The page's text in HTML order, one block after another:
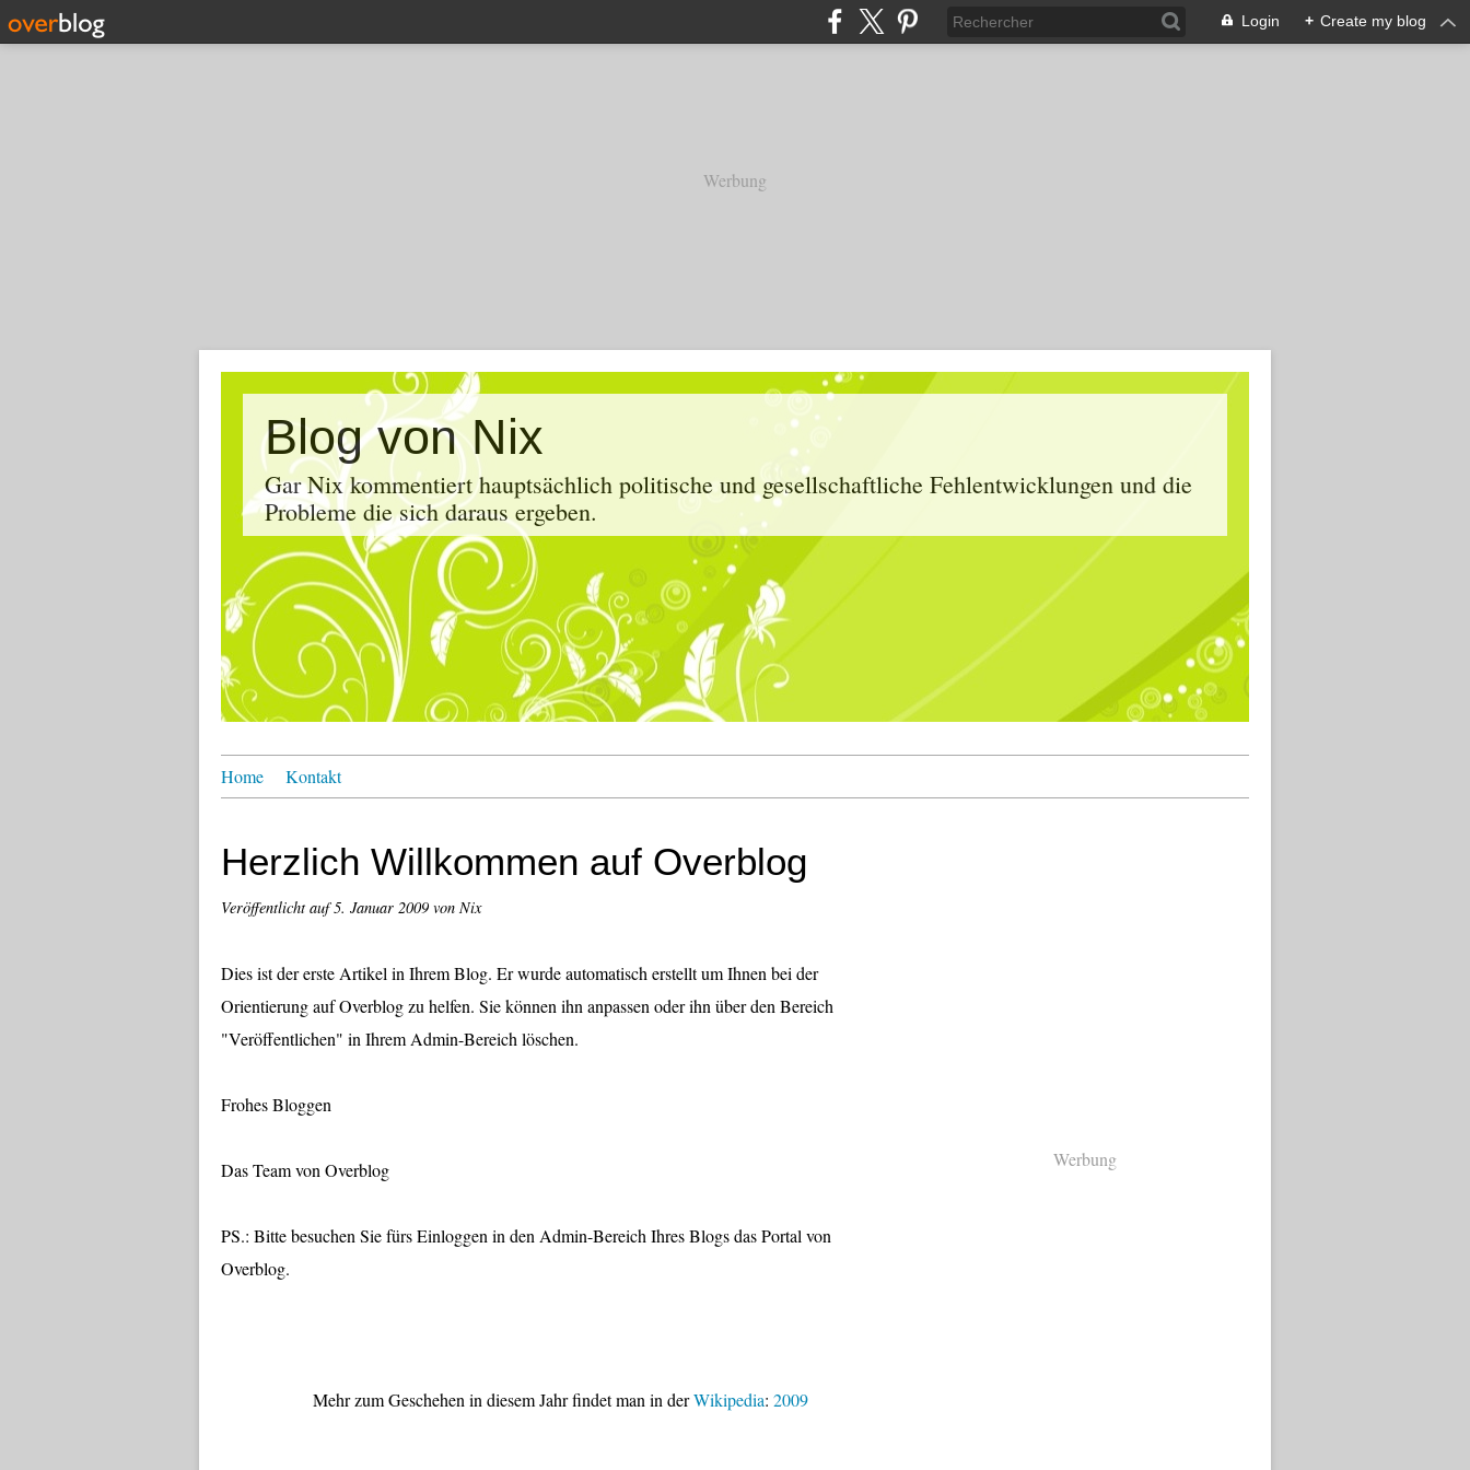
Login + Create my blog
Werbung
Blog von Nix
Gar Nix kommentiert hauptsächlich politische und gesellschaftliche Fehlentwicklungen und die
Probleme die sich daraus ergeben.
Home Kontakt
Herzlich Willkommen auf Overblog
Veröffentlicht auf5. Januar 2009 von Nix
Dies ist der erste Artikel in Ihrem Blog. Er wurde automatisch erstellt um Ihnen bei der
Orientierung auf Overblog zu helfen. Sie können ihn anpassen oder ihn über den Bereich
"Veröffentlichen" in Ihrem Admin-Bereich löschen.
Frohes Bloggen
Das Team von Overblog
PS.: Bitte besuchen Sie fürs Einloggen in den Admin-Bereich Ihres Blogs das Portal von
Overblog.
Mehr zum Geschehen in diesem Jahr findet man in derWikipedia: 2009
Werbung